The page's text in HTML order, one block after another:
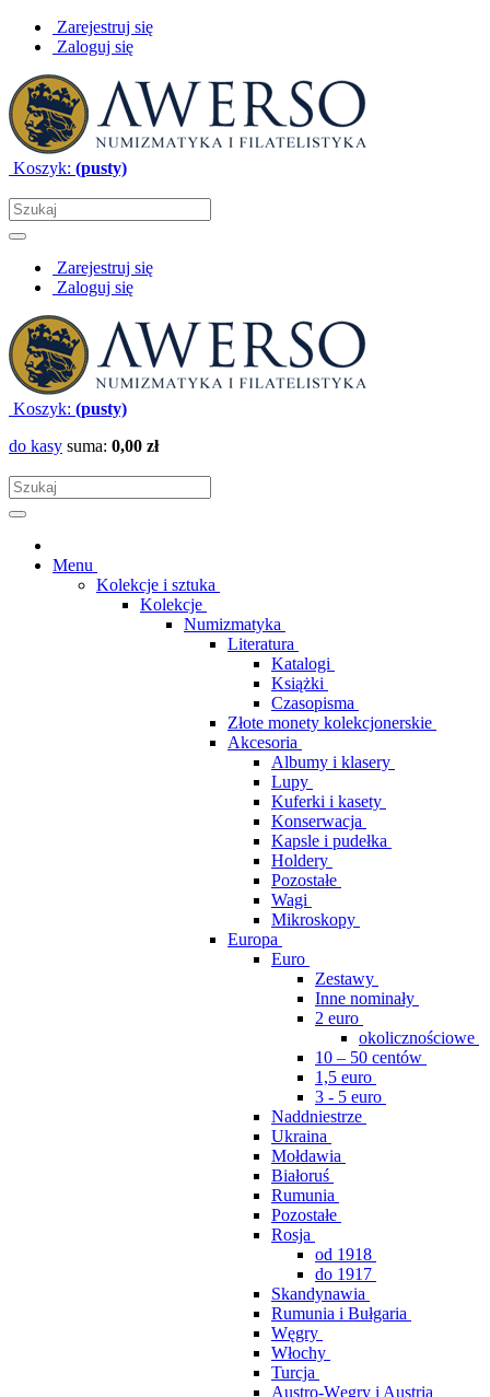
Zarejestruj się
Zaloguj się
Koszyk: (pusty)
Zarejestruj się
Zaloguj się
Koszyk: (pusty)
do kasy suma: 0,00 zł
Menu
Kolekcje i sztuka
Kolekcje
Numizmatyka
Literatura
Katalogi
Książki
Czasopisma
Złote monety kolekcjonerskie
Akcesoria
Albumy i klasery
Lupy
Kuferki i kasety
Konserwacja
Kapsle i pudełka
Holdery
Pozostałe
Wagi
Mikroskopy
Europa
Euro
Zestawy
Inne nominały
2 euro
okolicznościowe
10 – 50 centów
1,5 euro
3 - 5 euro
Naddniestrze
Ukraina
Mołdawia
Białoruś
Rumunia
Pozostałe
Rosja
od 1918
do 1917
Skandynawia
Rumunia i Bułgaria
Węgry
Włochy
Turcja
Austro-Węgry i Austria